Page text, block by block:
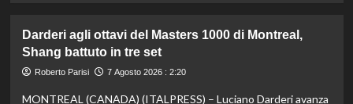
nella
gara
maschile
Nazionale,
ecco
lo
di
Darderi agli ottavi del Masters 1000 di Montreal,
Shang battuto in tre set
Roberto Parisi 7 Agosto 2026 : 2:20
MONTREAL (CANADA) (ITALPRESS) – Luciano Darderi avanza